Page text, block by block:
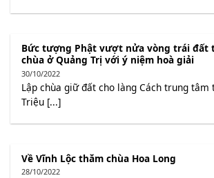
Bức tượng Phật vượt nửa vòng trái đất
chùa ở Quảng Trị với ý niệm hoà giải
30/10/2022
Lập chùa giữ đất cho làng Cách trung tâm
Triệu [...]
Về Vĩnh Lộc thăm chùa Hoa Long
28/10/2022